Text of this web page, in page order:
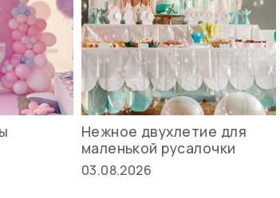
Нежное двухлетие для
маленькой русалочки
03.08.2026